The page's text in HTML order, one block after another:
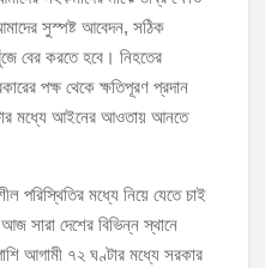
সুস্পষ্ট আবেদন, সঠিক
বের করতে হবে। নিহতের
পক্ষ থেকে ক্ষতিপূরণ প্রদান
মধ্যে আইনের আওতায় আনতে
পরিস্থিতির মধ্যে নিয়ে যেতে চাই
আজ সারা দেশের বিভিন্ন স্থানে
আগামী ৭২ ঘণ্টার মধ্যে সরকার